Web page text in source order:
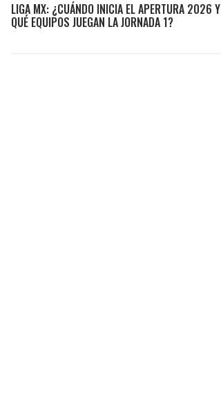
LIGA MX: ¿CUÁNDO INICIA EL APERTURA 2026 Y
QUÉ EQUIPOS JUEGAN LA JORNADA 1?